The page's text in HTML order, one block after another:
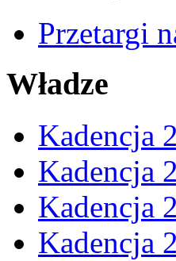
Przetargi
Władze
Kadencja
Kadencja
Kadencja
Kadencja